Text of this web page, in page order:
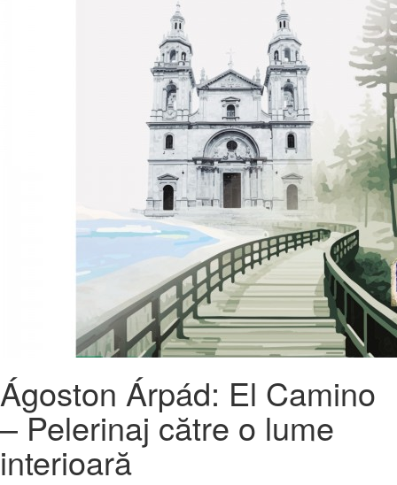
Ágoston Árpád: El Camino
– Pelerinaj către o lume
interioară